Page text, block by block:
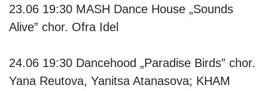
23.06 19:30 MASH Dance House „Sounds
Alive” chor. Ofra Idel
24.06 19:30 Dancehood „Paradise Birds” chor.
Yana Reutova, Yanitsa Atanasova; KHAM